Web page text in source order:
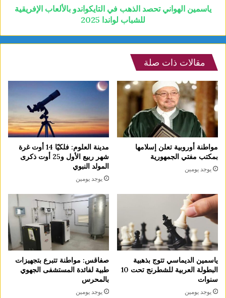
ياسمين الهواني تحصد الذهب في التايكواندو بالألعاب الإفريقية
للشباب لواندا 2025
مقالات ذات صلة
مواطنة أوروبية تعلن إسلامها
بمكتب مفتي الجمهورية
يوجد يومين
مدينة العلوم: فلكيًا 14 أوت غرة
شهر ربيع الأول و25 أوت ذكرى
المولد النبوي
يوجد يومين
ياسمين الديماسي تتوج بذهبية
البطولة العربية للشطرنج تحت 10
سنوات
يوجد يومين
صفاقس: مواطنة تتبرع بتجهيزات
طبية لفائدة المستشفى الجهوي
بالمحرس
يوجد يومين